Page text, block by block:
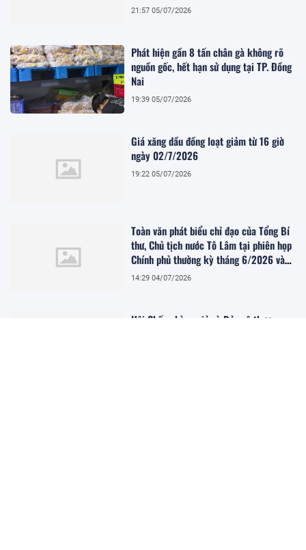
21:57 05/07/2026
Phát hiện gần 8 tấn chân gà không rõ
nguồn gốc, hết hạn sử dụng tại TP. Đồng
Nai
19:39 05/07/2026
Giá xăng dầu đồng loạt giảm từ 16 giờ
ngày 02/7/2026
19:22 05/07/2026
Toàn văn phát biểu chỉ đạo của Tổng Bí
thư, Chủ tịch nước Tô Lâm tại phiên họp
Chính phủ thường kỳ tháng 6/2026 và
Hội nghị trực tuyến Chính phủ với các
14:29 04/07/2026
Hội Chống hàng giả và Bảo vệ thương